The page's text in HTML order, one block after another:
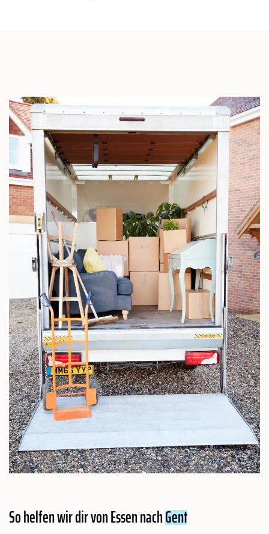
So helfen wir dir von Essen nachGent